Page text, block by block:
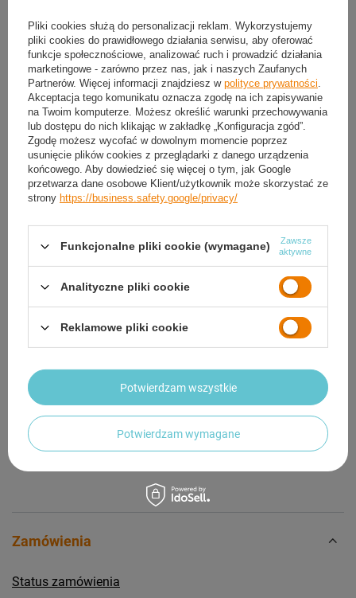
Bezpieczne zakupy
Darmowa dostawa do paczkomatu lub punktu
odbioru
Smile - dostawy ze sklepów internetowych przy zamówieniu od50,00 złsą za
darmoWięcej informacji.
OPIS
SZCZEGÓŁOWE DANE
GWARANCJA
OPINIE (0)
Potrzebujesz pomocy? Masz pytania?
Zadaj pytanie a my odpowiemy niezwłocznie,
najciekawsze pytania i odpowiedzi publikując
Zamówienia
Status zamówienia
Pliki cookies służą do personalizacji reklam. Wykorzystujemy
pliki cookies do prawidłowego działania serwisu, aby oferować
funkcje społecznościowe, analizować ruch i prowadzić działania
marketingowe - zarówno przez nas, jak i naszych Zaufanych
Partnerów. Więcej informacji znajdziesz w polityce prywatności
Akceptacja tego komunikatu oznacza zgodę na ich zapisywanie
na Twoim komputerze. Możesz określić warunki przechowywania
lub dostępu do nich klikając w zakładkę „Konfiguracja zgód”.
Zgodę możesz wycofać w dowolnym momencie poprzez
usunięcie plików cookies z przeglądarki z danego urządzenia
końcowego. Aby dowiedzieć się więcej o tym, jak Google
przetwarza dane osobowe Klient/użytkownik może skorzystać ze
strony https://business.safety.google/privacy/
Funkcjonalne pliki cookie (wymagane)
Zawsze
aktywne
Analityczne pliki cookie
Reklamowe pliki cookie
Potwierdzam wymagane
Potwierdzam wszystkie